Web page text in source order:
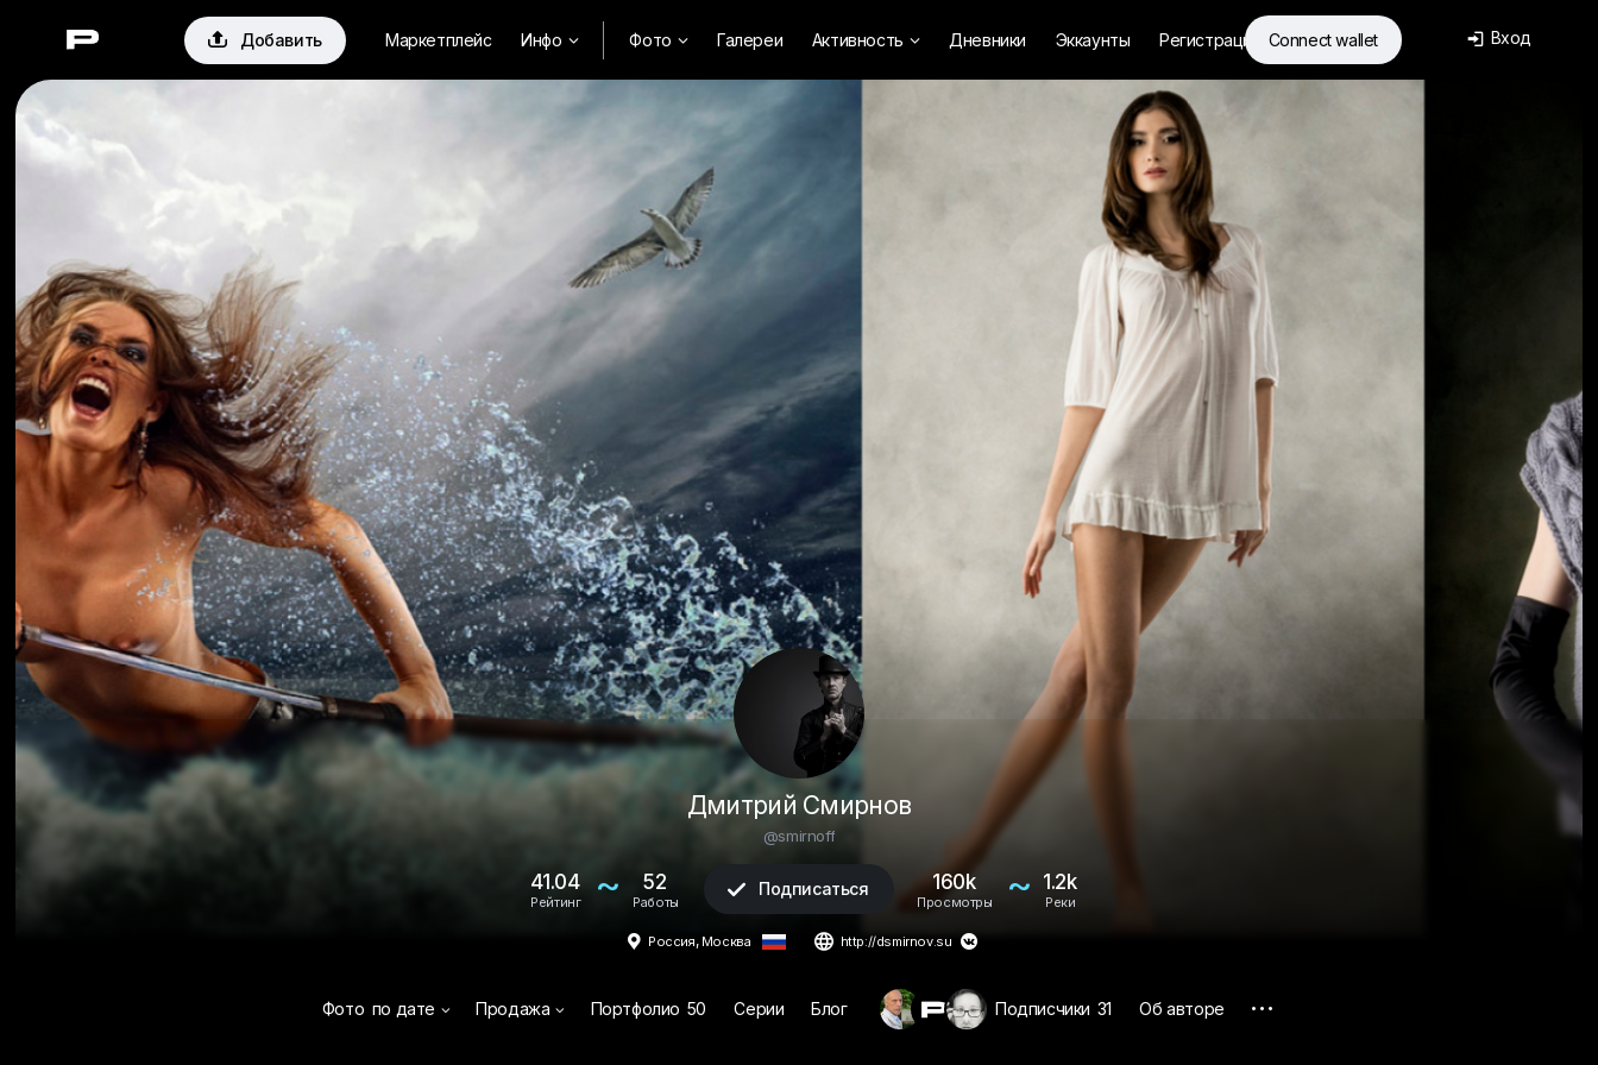
 Добавить Маркетплейс Инфо  Фото  Галереи Активность  Дневники Эккаунты Регистрация Connect wallet  Вход
Дмитрий Смирнов
@smirnoff
41.04
Рейтинг ~ 52
Работы
 Подписаться 160k
Просмотры ~ 1.2k
Реки
 Россия, Москва  http://dsmirnov.su 
Фото по дате  Продажа  Портфолио 50 Серии Блог Подписчики 31 Об авторе ...